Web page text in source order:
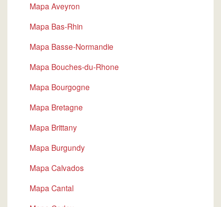
Mapa Aveyron
Mapa Bas-Rhin
Mapa Basse-Normandie
Mapa Bouches-du-Rhone
Mapa Bourgogne
Mapa Bretagne
Mapa Brittany
Mapa Burgundy
Mapa Calvados
Mapa Cantal